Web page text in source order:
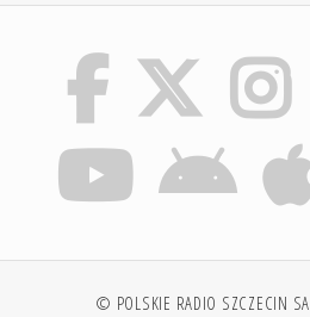
© POLSKIE RADIO SZCZECIN